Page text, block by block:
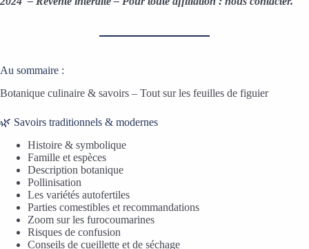
Au sommaire :
Botanique culinaire & savoirs – Tout sur les feuilles de figuier
🌿 Savoirs traditionnels & modernes
Histoire & symbolique
Famille et espèces
Description botanique
Pollinisation
Les variétés autofertiles
Parties comestibles et recommandations
Zoom sur les furocoumarines
Risques de confusion
Conseils de cueillette et de séchage